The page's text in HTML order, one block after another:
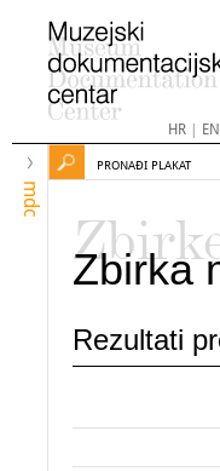
HR| EN
mdc
PRONAĐI PLAKAT
Zbirka
Rezultati